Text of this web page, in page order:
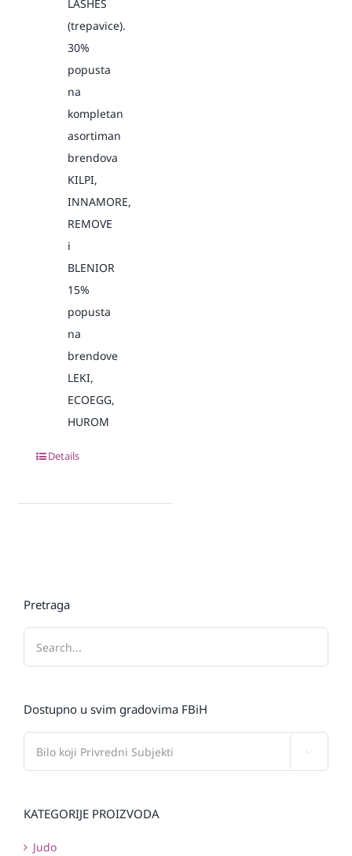
LASHES
(trepavice).
30%
popusta
na
kompletan
asortiman
brendova
KILPI,
INNAMORE,
REMOVE
i
BLENIOR
15%
popusta
na
brendove
LEKI,
ECOEGG,
HUROM
Details
Pretraga
Dostupno u svim gradovima FBiH
KATEGORIJE PROIZVODA
Judo